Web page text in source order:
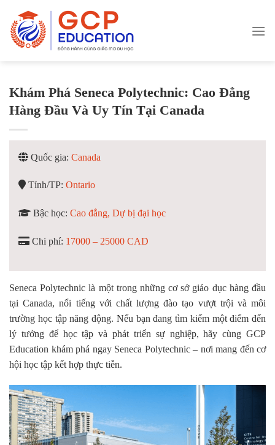
content
Khám Phá Seneca Polytechnic: Cao Đẳng
Hàng Đầu Và Uy Tín Tại Canada
Quốc gia: Canada
Tỉnh/TP: Ontario
Bậc học: Cao đẳng, Dự bị đại học
Chi phí: 17000 – 25000 CAD
Seneca Polytechnic là một trong những cơ sở giáo dục hàng đầu
tại Canada, nổi tiếng với chất lượng đào tạo vượt trội và môi
trường học tập năng động. Nếu bạn đang tìm kiếm một điểm đến
lý tưởng để học tập và phát triển sự nghiệp, hãy cùng GCP
Education khám phá ngay Seneca Polytechnic – nơi mang đến cơ
hội học tập kết hợp thực tiễn.